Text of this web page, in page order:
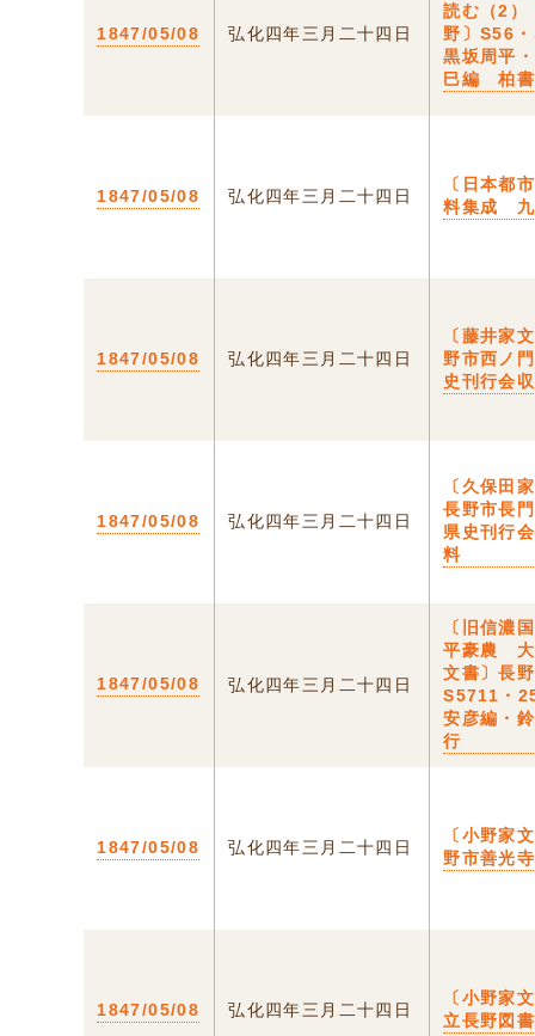
1847/05/08 弘化四年三月二十四日
読む（2
野〕S56
黒坂周平
巳編 柏
1847/05/08 弘化四年三月二十四日
〔日本都
料集成 九
1847/05/08 弘化四年三月二十四日
〔藤井家
野市西ノ
史刊行会
1847/05/08 弘化四年三月二十四日
〔久保田
長野市長
県史刊行
料
1847/05/08 弘化四年三月二十四日
〔旧信濃
平豪農 大
文書〕長
S5711・
安彦編・
行
1847/05/08 弘化四年三月二十四日
〔小野家
野市善光
1847/05/08 弘化四年三月二十四日
〔小野家
立長野図